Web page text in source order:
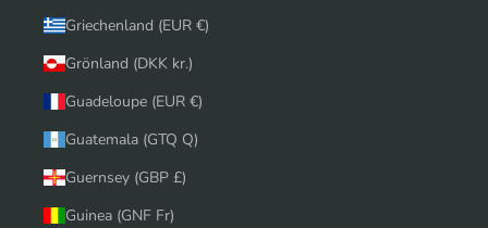
Griechenland (EUR €)
Grönland (DKK kr.)
Guadeloupe (EUR €)
Guatemala (GTQ Q)
Guernsey (GBP £)
Guinea (GNF Fr)